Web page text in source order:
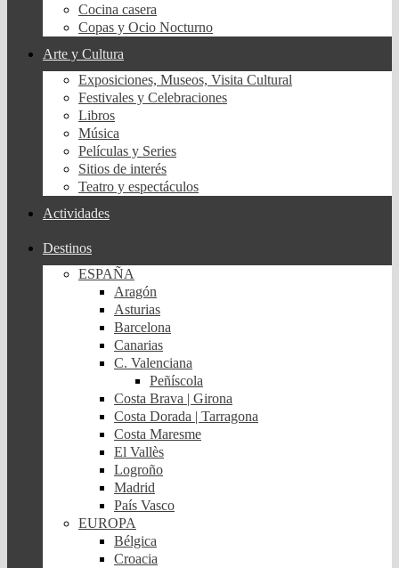
Cocina casera
Copas y Ocio Nocturno
Arte y Cultura
Exposiciones, Museos, Visita Cultural
Festivales y Celebraciones
Libros
Música
Películas y Series
Sitios de interés
Teatro y espectáculos
Actividades
Destinos
ESPAÑA
Aragón
Asturias
Barcelona
Canarias
C. Valenciana
Peñíscola
Costa Brava | Girona
Costa Dorada | Tarragona
Costa Maresme
El Vallès
Logroño
Madrid
País Vasco
EUROPA
Bélgica
Croacia